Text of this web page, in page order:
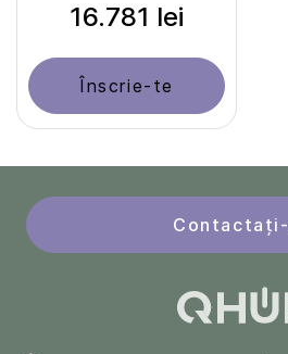
16.781 lei
Înscrie-te